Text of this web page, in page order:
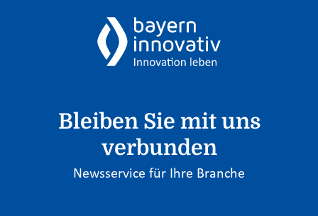
Bleiben Sie mit uns
verbunden
Newsservice für Ihre Branche